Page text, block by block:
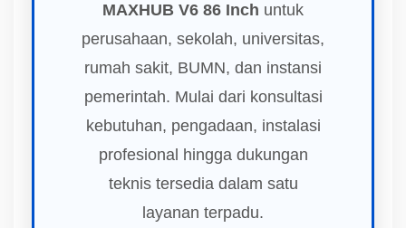
MAXHUB V6 86 Inch untuk
perusahaan, sekolah, universitas,
rumah sakit, BUMN, dan instansi
pemerintah. Mulai dari konsultasi
kebutuhan, pengadaan, instalasi
profesional hingga dukungan
teknis tersedia dalam satu
layanan terpadu.